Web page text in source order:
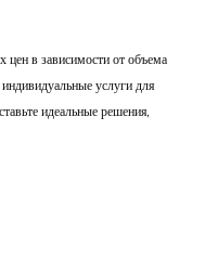
цен в зависимости от объема
услуги для
идеальные решения,